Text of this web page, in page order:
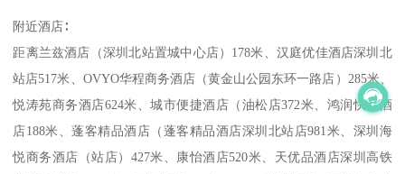
附近酒店∶
距离兰兹酒店（深圳北站置城中心店）178米、汉庭优佳酒店深圳北
站店517米、OVYO华程商务酒店（黄金山公园东环一路店）285米、
悦涛苑商务酒店624米、城市便捷酒店（油松店372米、鸿润快捷酒
店188米、蓬客精品酒店（蓬客精品酒店深圳北站店981米、深圳海
悦商务酒店（站店）427米、康怡酒店520米、天优品酒店深圳高铁